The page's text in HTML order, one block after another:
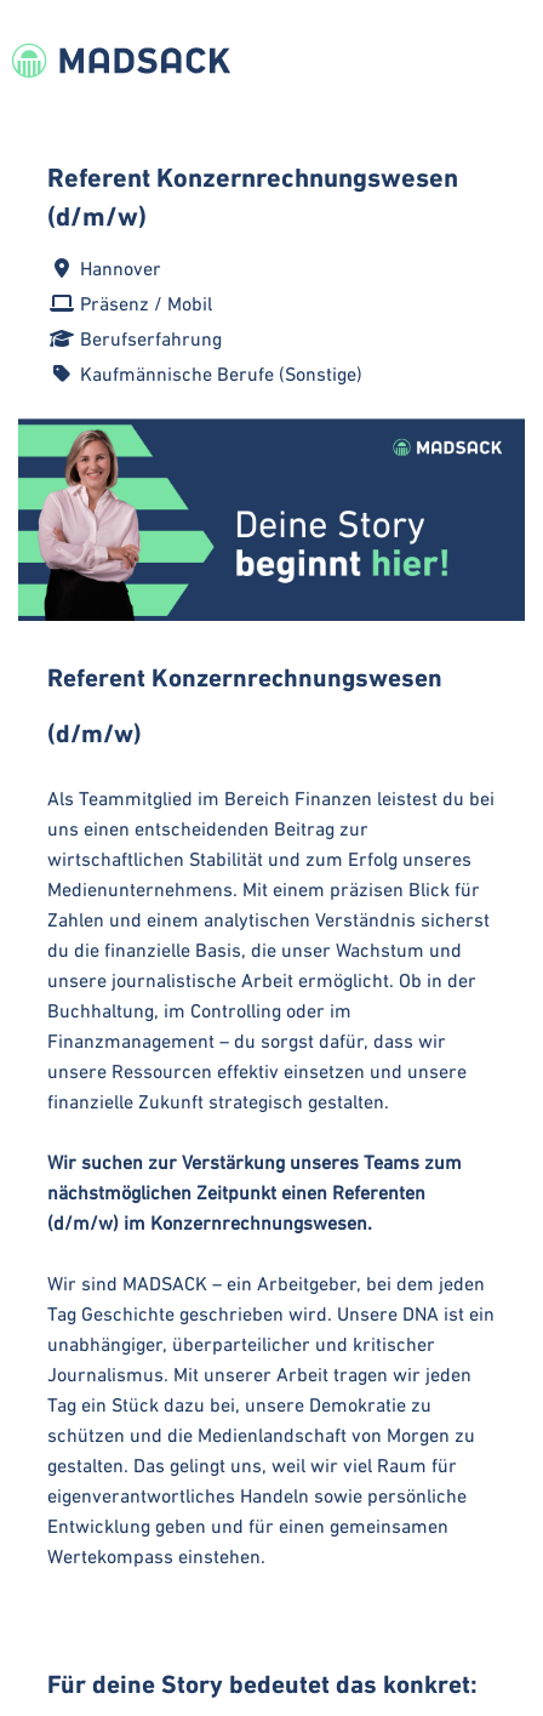
Referent Konzernrechnungswesen
(d/m/w)
Hannover
Präsenz / Mobil
Berufserfahrung
Kaufmännische Berufe (Sonstige)
Referent Konzernrechnungswesen
(d/m/w)
Als Teammitglied im Bereich Finanzen leistest du bei
uns einen entscheidenden Beitrag zur
wirtschaftlichen Stabilität und zum Erfolg unseres
Medienunternehmens. Mit einem präzisen Blick für
Zahlen und einem analytischen Verständnis sicherst
du die finanzielle Basis, die unser Wachstum und
unsere journalistische Arbeit ermöglicht. Ob in der
Buchhaltung, im Controlling oder im
Finanzmanagement – du sorgst dafür, dass wir
unsere Ressourcen effektiv einsetzen und unsere
finanzielle Zukunft strategisch gestalten.
Wir suchen zur Verstärkung unseres Teams zum
nächstmöglichen Zeitpunkt einen Referenten
(d/m/w) im Konzernrechnungswesen.
Wir sind MADSACK – ein Arbeitgeber, bei dem jeden
Tag Geschichte geschrieben wird. Unsere DNA ist ein
unabhängiger, überparteilicher und kritischer
Journalismus. Mit unserer Arbeit tragen wir jeden
Tag ein Stück dazu bei, unsere Demokratie zu
schützen und die Medienlandschaft von Morgen zu
gestalten. Das gelingt uns, weil wir viel Raum für
eigenverantwortliches Handeln sowie persönliche
Entwicklung geben und für einen gemeinsamen
Wertekompass einstehen.
Für deine Story bedeutet das konkret: